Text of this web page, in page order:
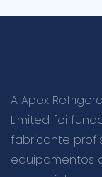
A Apex
Limited foi
fabricante
equipamentos